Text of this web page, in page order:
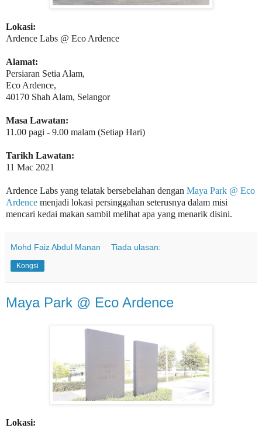
Lokasi:
Ardence Labs @ Eco Ardence
Alamat:
Persiaran Setia Alam,
Eco Ardence,
40170 Shah Alam, Selangor
Masa Lawatan:
11.00 pagi - 9.00 malam (Setiap Hari)
Tarikh Lawatan:
11 Mac 2021
Ardence Labs yang telatak bersebelahan dengan Maya Park @ Eco
Ardence menjadi lokasi persinggahan seterusnya dalam misi
mencari kedai makan sambil melihat apa yang menarik disini.
Mohd Faiz Abdul Manan Tiada ulasan:
Kongsi
Maya Park @ Eco Ardence
Lokasi: